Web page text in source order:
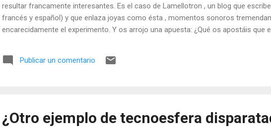
resultar francamente interesantes. Es el caso de Lamellotron , un blog que
francés y español) y que enlaza joyas como ésta , momentos sonoros
encarecidamente el experimento. Y os arrojo una apuesta: ¿Qué os apostáis que
Publicar un comentario
¿Otro ejemplo de tecnoesfera